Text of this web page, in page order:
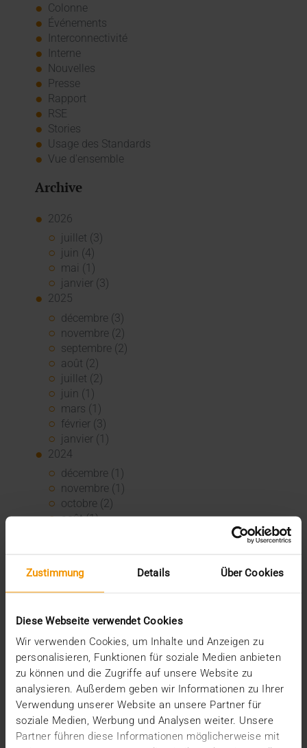
Zustimmung Details Über Cookies
Diese Webseite verwendet Cookies
Wir verwenden Cookies, um Inhalte und Anzeigen zu
personalisieren, Funktionen für soziale Medien anbieten
zu können und die Zugriffe auf unsere Website zu
analysieren. Außerdem geben wir Informationen zu Ihrer
Verwendung unserer Website an unsere Partner für
soziale Medien, Werbung und Analysen weiter. Unsere
Partner führen diese Informationen möglicherweise mit
Colonne
Événements
Interconnectivité
Interne
Nouvelles
Presse
Rapport
RSE
Stories
Usage des Standards
Vue d'ensemble
Archive
2026
juillet (3)
juin (4)
mai (1)
janvier (3)
2025
décembre (3)
novembre (2)
septembre (2)
août (2)
juillet (2)
juin (1)
mars (1)
février (3)
janvier (1)
2024
décembre (1)
novembre (1)
octobre (2)
août (1)
avril (1)
février (2)
2023
décembre (2)
novembre (5)
octobre (2)
août (1)
juin (4)
mai (5)
avril (3)